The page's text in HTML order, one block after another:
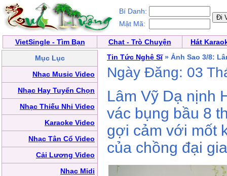
Bí Danh:
Mật Mã:
VietSingle - Tìm Bạn Chat - Trò Chuyện
Hát
Mục Lục
Nhạc Music Video
Nhạc Hay Tuyển Chọn
Nhạc Thiếu Nhi Video
Karaoke Video
Nhạc Tân Cổ Video
Cải Lương Video
Nhạc Midi
Tin Tức Nghệ Sĩ» Ảnh Sao 3/8:
Ngày Đăng: 03
Lâm Vỹ Dạ nịnh
vác bụng bầu 8
gợi cảm với mốt
của chồng đại